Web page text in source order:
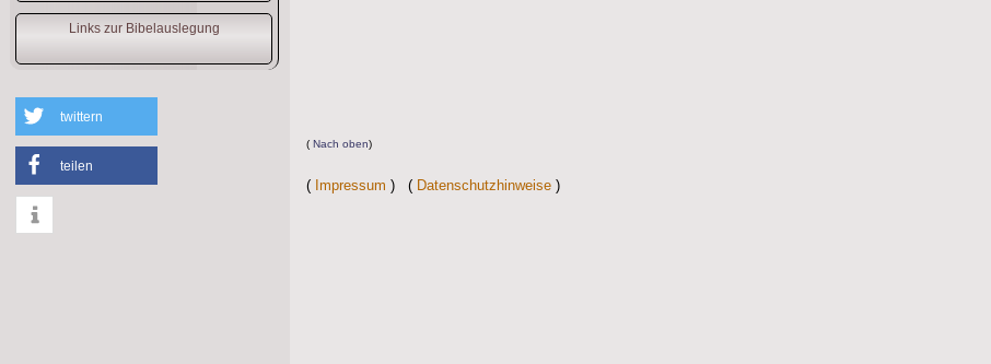
Links zur Bibelauslegung
twittern
teilen
( Nach oben)
( Impressum ) ( Datenschutzhinweise )